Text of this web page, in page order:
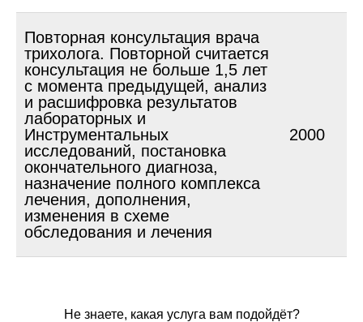
Повторная консультация врача
трихолога. Повторной считается
консультация не больше 1,5 лет
с момента предыдущей, анализ
и расшифровка результатов
лабораторных и
Инструментальных
исследований, постановка
окончательного диагноза,
назначение полного комплекса
лечения, дополнения,
изменения в схеме
обследования и лечения
2000
Не знаете, какая услуга вам подойдёт?